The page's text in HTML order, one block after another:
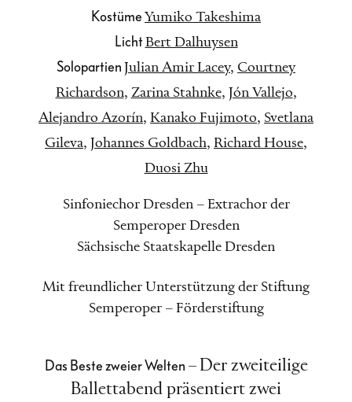
Das Beste zweier Welten – Der zweiteilige
Ballettabend präsentiert zwei
Kostüme Yumiko Takeshima
Licht Bert Dalhuysen
Solopartien Julian Amir Lacey, Courtney
Richardson, Zarina Stahnke, Jón Vallejo,
Alejandro Azorín, Kanako Fujimoto, Svetlana
Gileva, Johannes Goldbach, Richard House,
Duosi Zhu
Sinfoniechor Dresden – Extrachor der
Semperoper Dresden
Sächsische Staatskapelle Dresden
Mit freundlicher Unterstützung der Stiftung
Semperoper – Förderstiftung